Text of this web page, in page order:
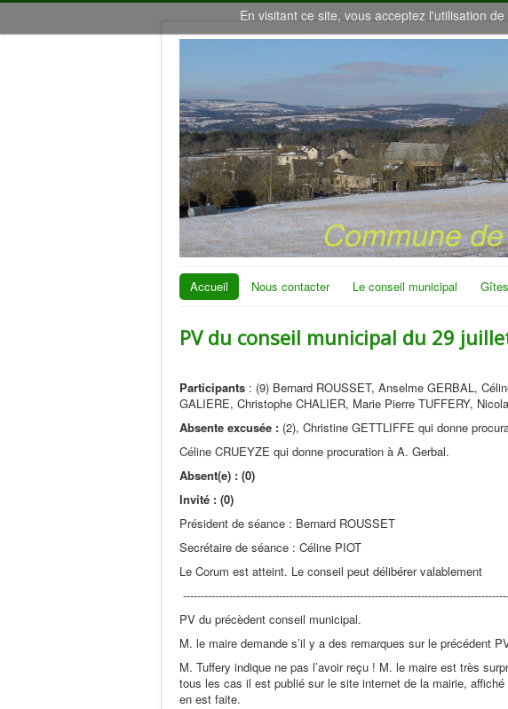
En visitant ce site, vous acceptez l'utilisation
Accueil Nous contacter Le conseil municipal
PV du conseil municipal du 29
Participants : (9) Bernard ROUSSET, Anselme GERBAL,
GALIERE, Christophe CHALIER, Marie Pierre TUFFERY,
Absente excusée : (2), Christine GETTLIFFE qui donne
Céline CRUEYZE qui donne procuration à A. Gerbal.
Absent(e) : (0)
Invité : (0)
Président de séance : Bernard ROUSSET
Secrétaire de séance : Céline PIOT
Le Corum est atteint. Le conseil peut délibérer valablement
PV du précèdent conseil municipal.
M. le maire demande s’il y a des remarques sur le précédent
M. Tuffery indique ne pas l’avoir reçu ! M. le maire est très
tous les cas il est publié sur le site internet de la mairie,
en est faite.